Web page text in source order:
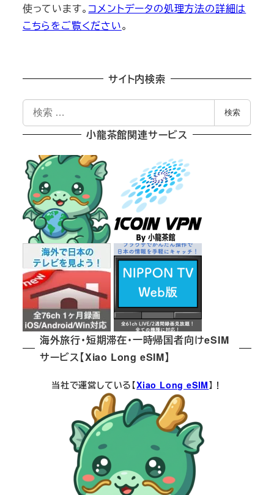
使っています。 コメントデータの処理方法の詳細は
こちらをご覧ください。
サイト内検索
検
索
検索
小龍茶館関連サービス
海外旅行・短期滞在・一時帰国者向けeSIM
サービス【Xiao Long eSIM】
当社で運営している【Xiao Long eSIM】！